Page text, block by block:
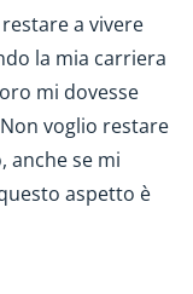
a vivere
la mia carriera
mi dovesse
voglio restare
anche se mi
aspetto è